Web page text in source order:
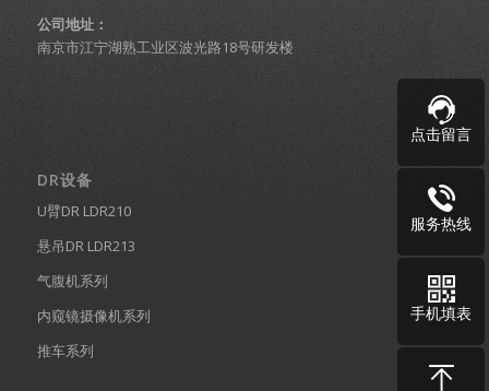
公司地址：
南京市江宁湖熟工业区波光路18号研发楼
DR设备
U臂DR LDR210
悬吊DR LDR213
气腹机系列
内窥镜摄像机系列
推车系列
点击留言
服务热线
手机填表